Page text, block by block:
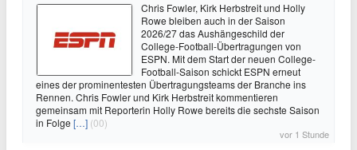
Chris Fowler, Kirk Herbstreit und Holly
Rowe bleiben auch in der Saison
2026/27 das Aushängeschild der
College-Football-Übertragungen von
ESPN. Mit dem Start der neuen College-
Football-Saison schickt ESPN erneut
eines der prominentesten Übertragungsteams der Branche ins
Rennen. Chris Fowler und Kirk Herbstreit kommentieren
gemeinsam mit Reporterin Holly Rowe bereits die sechste Saison
in Folge […] (00)
vor 1 Stunde